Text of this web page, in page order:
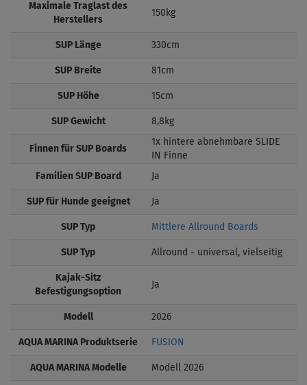
Maximale Traglast des
Herstellers
150kg
SUP Länge 330cm
SUP Breite 81cm
SUP Höhe 15cm
SUP Gewicht 8,8kg
Finnen für SUP Boards
1x hintere abnehmbare SLIDE
IN Finne
Familien SUP Board Ja
SUP für Hunde geeignet Ja
SUP Typ Mittlere Allround Boards
SUP Typ Allround - universal, vielseitig
Kajak-Sitz
Befestigungsoption
Ja
Modell 2026
AQUA MARINA Produktserie FUSION
AQUA MARINA Modelle Modell 2026